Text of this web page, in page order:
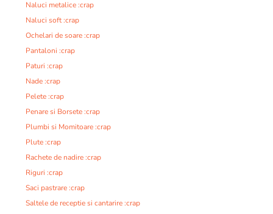
Naluci metalice :crap
Naluci soft :crap
Ochelari de soare :crap
Pantaloni :crap
Paturi :crap
Nade :crap
Pelete :crap
Penare si Borsete :crap
Plumbi si Momitoare :crap
Plute :crap
Rachete de nadire :crap
Riguri :crap
Saci pastrare :crap
Saltele de receptie si cantarire :crap